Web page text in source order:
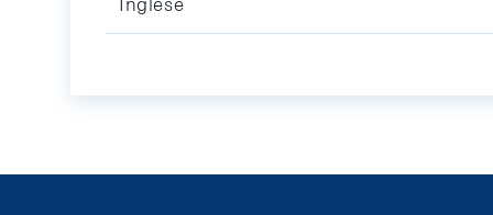
Inglese